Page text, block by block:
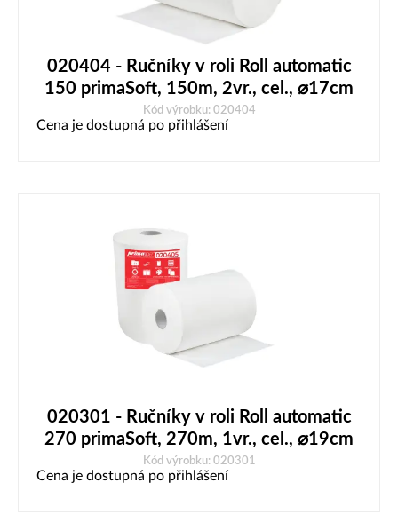
020404 - Ručníky v roli Roll automatic
150 primaSoft, 150m, 2vr., cel., ⌀17cm
Kód výrobku: 020404
Cena je dostupná po přihlášení
020301 - Ručníky v roli Roll automatic
270 primaSoft, 270m, 1vr., cel., ⌀19cm
Kód výrobku: 020301
Cena je dostupná po přihlášení